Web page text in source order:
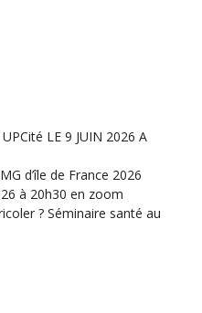
LE 9 JUIN 2026 A
d’île de France 2026
à 20h30 en zoom
? Séminaire santé au